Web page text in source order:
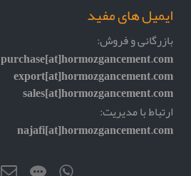
ایمیل های مفید
بازرگانی و فروش:
purchase[at]hormozgancement.com
export[at]hormozgancement.com
sales[at]hormozgancement.com
ارتباط با مدیریت:
najafi[at]hormozgancement.com